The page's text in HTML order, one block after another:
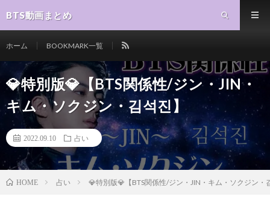
BTS動画まとめ
ホーム BOOKMARK一覧
💎特別版💎【BTS関係性/ジン・JIN・
キム・ソクジン・김석진】
2022.09.10 占い
HOME 占い 💎特別版💎【BTS関係性/ジン・JIN・キム・ソクジン・